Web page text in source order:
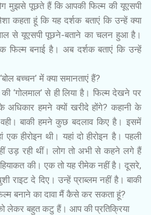
मुझसे पूछते हैं कि आपकी फिल्म की यूएसपी
कहता हूं कि यह दर्शक बताएं कि उन्हें क्या
से यूएसपी पूछने-बताने का चलन हुआ है।
फिल्म बनाई है। अब दर्शक बताएं कि उन्हें
बच्चन’ में क्या समानताएं हैं?
‘गोलमाल’ से ही लिया है। फिल्म देखने पर
अधिकार हमने क्यों खरीदे होंगे? कहानी के
बाकी हमने कुछ बदलाव किए है। इसमें
एक हीरोइन थी। यहां दो हीरोइन है। पहली
उड़ रही थीं। लोग तो अभी से कहने लगे हैं
की। एक तो यह रीमेक नहीं है। दूसरे,
राइट दे दिए। उन्हें प्राब्लम नहीं है। बाकी
बनाने का दावा मैं कैसे कर सकता हूं?
बहुत कटु हैं। आप की प्रतिक्रिया